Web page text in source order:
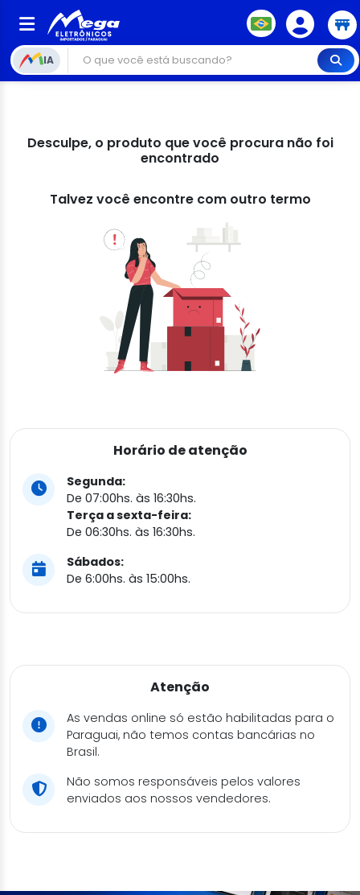
IA
Desculpe, o produto que você procura não foi
encontrado
Talvez você encontre com outro termo
Horário de atenção
Segunda:
De 07:00hs. às 16:30hs.
Terça a sexta-feira:
De 06:30hs. às 16:30hs.
Sábados:
De 6:00hs. às 15:00hs.
Atenção
As vendas online só estão habilitadas para o
Paraguai, não temos contas bancárias no
Brasil.
Não somos responsáveis pelos valores
enviados aos nossos vendedores.